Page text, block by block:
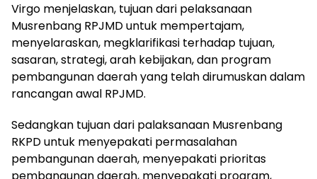
Virgo menjelaskan, tujuan dari pelaksanaan
Musrenbang RPJMD untuk mempertajam,
menyelaraskan, megklarifikasi terhadap tujuan,
sasaran, strategi, arah kebijakan, dan program
pembangunan daerah yang telah dirumuskan dalam
rancangan awal RPJMD.
Sedangkan tujuan dari palaksanaan Musrenbang
RKPD untuk menyepakati permasalahan
pembangunan daerah, menyepakati prioritas